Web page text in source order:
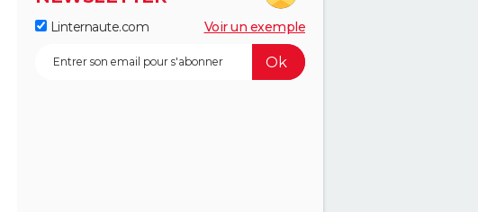
Linternaute.com Voir un exemple